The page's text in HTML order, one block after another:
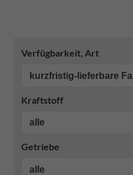
Verfügbarkeit, Art
Kraftstoff
Getriebe